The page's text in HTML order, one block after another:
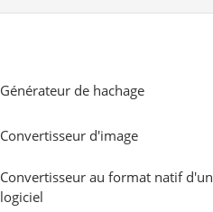
Générateur de hachage
Convertisseur d'image
Convertisseur au format natif d'un
logiciel